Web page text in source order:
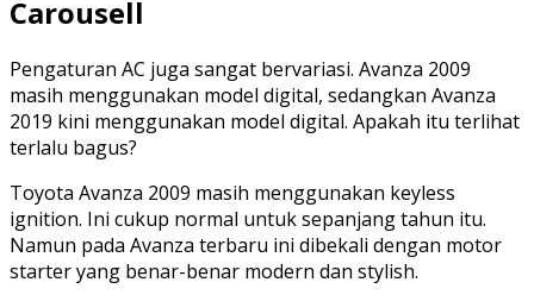
Carousell
Pengaturan AC juga sangat bervariasi. Avanza 2009
masih menggunakan model digital, sedangkan Avanza
2019 kini menggunakan model digital. Apakah itu terlihat
terlalu bagus?
Toyota Avanza 2009 masih menggunakan keyless
ignition. Ini cukup normal untuk sepanjang tahun itu.
Namun pada Avanza terbaru ini dibekali dengan motor
starter yang benar-benar modern dan stylish.